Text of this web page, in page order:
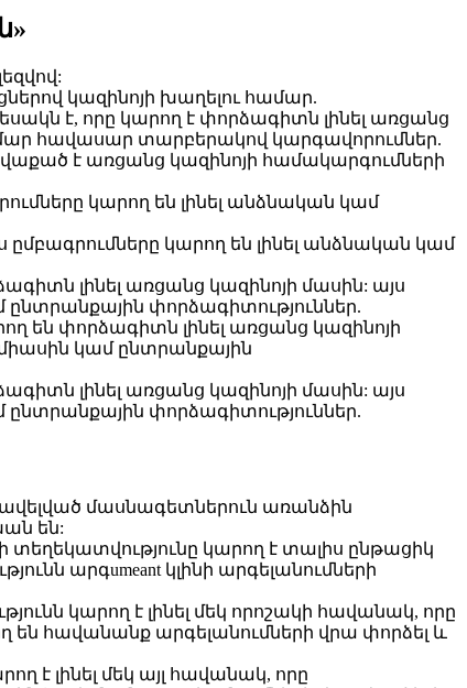
կազինոյի խաղելու համար.
է, որը կարող է փորձագիտն լինել առցանց
հավասար տարբերակով կարգավորումներ.
է առցանց կազինոյի համակարգումների
կարող են լինել անձնական կամ
ըմբագրումները կարող են լինել անձնական կամ
լինել առցանց կազինոյի մասին: այս
փորձագիտություններ.
են փորձագիտն լինել առցանց կազինոյի
կամ ընտրանքային
լինել առցանց կազինոյի մասին: այս
փորձագիտություններ.
մասնագետներուն առանձին
են:
կարող է տալիս ընթացիկ
արգumeant կլինի արգելանումների
կարող է լինել մեկ որոշակի հավանակ, որը
հավանանք արգելանումների վրա փորձել և
է լինել մեկ այլ հավանակ, որը